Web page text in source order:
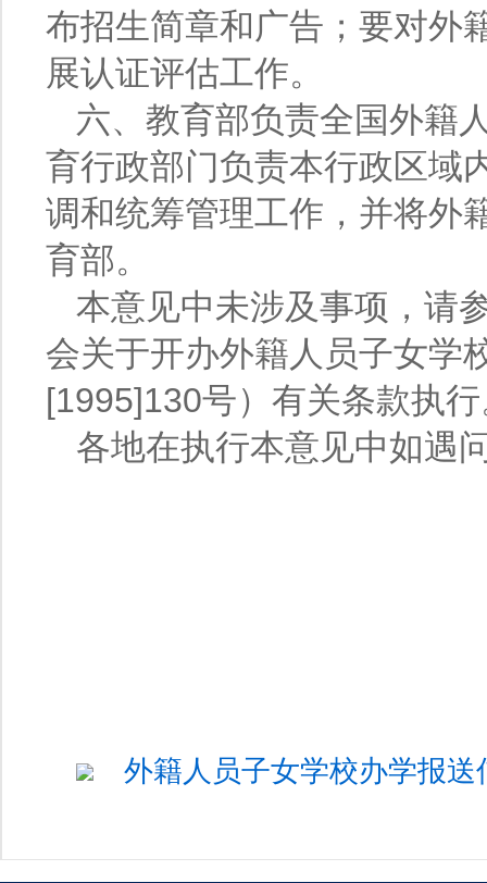
布招生简章和广告；要对外
展认证评估工作。
六、教育部负责全国外籍
育行政部门负责本行政区域
调和统筹管理工作，并将外
育部。
本意见中未涉及事项，请
会关于开办外籍人员子女学
[1995]130号）有关条款执
各地在执行本意见中如遇
外籍人员子女学校办学报送